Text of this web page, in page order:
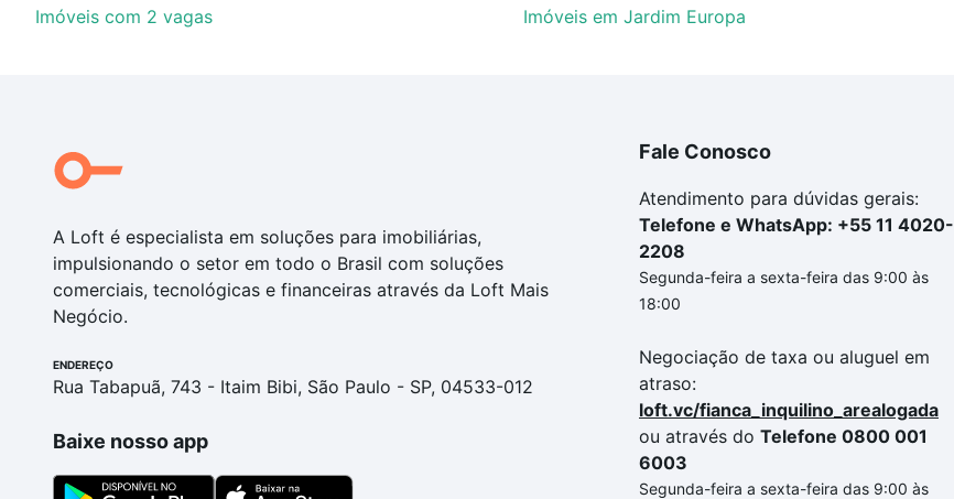
Imóveis com 2 vagas
Imóveis em Jardim Europa
A Loft é especialista em soluções para imobiliárias,
impulsionando o setor em todo o Brasil com soluções
comerciais, tecnológicas e financeiras através da Loft Mais
Negócio.
ENDEREÇO
Rua Tabapuã, 743 - Itaim Bibi, São Paulo - SP, 04533-012
Baixe nosso app
Fale Conosco
Atendimento para dúvidas gerais:
Telefone e WhatsApp: +55 11 4020-
2208
Segunda-feira a sexta-feira das 9:00 às
18:00
Negociação de taxa ou aluguel em
atraso:
loft.vc/fianca_inquilino_arealogada
ou através do Telefone 0800 001
6003
Segunda-feira a sexta-feira das 9:00 às